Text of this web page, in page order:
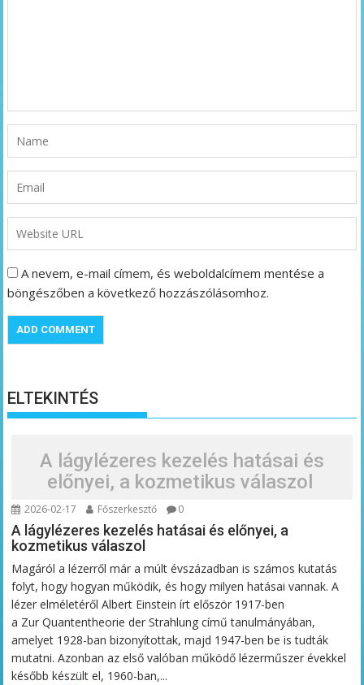
A nevem, e-mail címem, és weboldalcímem mentése a
böngészőben a következő hozzászólásomhoz.
ELTEKINTÉS
A lágylézeres kezelés hatásai és
előnyei, a kozmetikus válaszol
2026-02-17 Főszerkesztő 0
A lágylézeres kezelés hatásai és előnyei, a
kozmetikus válaszol
Magáról a lézerről már a múlt évszázadban is számos kutatás
folyt, hogy hogyan működik, és hogy milyen hatásai vannak. A
lézer elméletéről Albert Einstein írt először 1917-ben
a Zur Quantentheorie der Strahlung című tanulmányában,
amelyet 1928-ban bizonyítottak, majd 1947-ben be is tudták
mutatni. Azonban az első valóban működő lézerműszer évekkel
később készült el, 1960-ban,...